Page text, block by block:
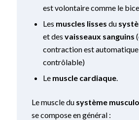
est volontaire comme le
Les muscles lisses du
et des vaisseaux sanguins
contraction est automatique
contrôlable)
Le muscle cardiaque.
Le muscle du système
se compose en général :